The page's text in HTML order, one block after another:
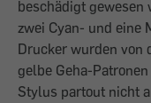
beschädigt gewesen
zwei Cyan- und eine
Drucker wurden von
gelbe Geha-
Stylus partout nicht